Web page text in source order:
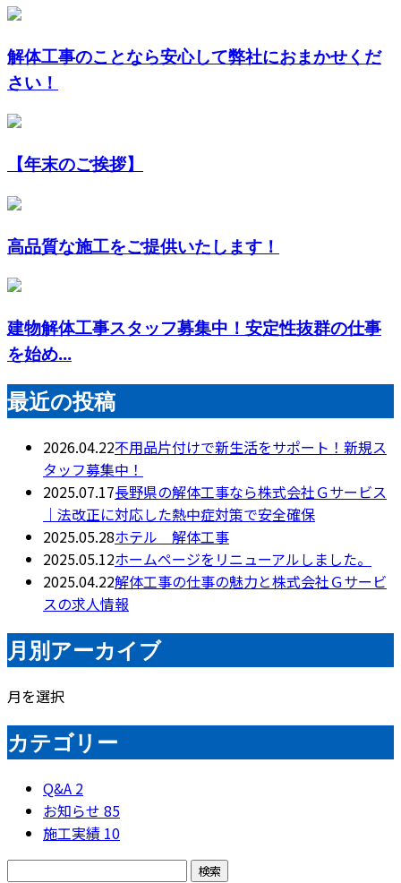
解体工事のことなら安心して弊社におまかせくだ
さい！
【年末のご挨拶】
高品質な施工をご提供いたします！
建物解体工事スタッフ募集中！安定性抜群の仕事
を始め...
最近の投稿
2026.04.22不用品片付けで新生活をサポート！新規ス
タッフ募集中！
2025.07.17長野県の解体工事なら株式会社Ｇサービス
｜法改正に対応した熱中症対策で安全確保
2025.05.28ホテル 解体工事
2025.05.12ホームページをリニューアルしました。
2025.04.22解体工事の仕事の魅力と株式会社Ｇサービ
スの求人情報
月別アーカイブ
月を選択
カテゴリー
Q&A 2
お知らせ 85
施工実績 10